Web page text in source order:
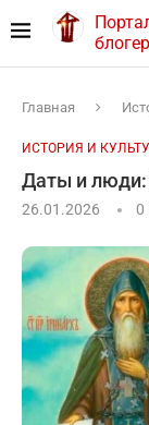
Главная
ИСТОРИЯ И
Даты и люди:
26.01.2026 0